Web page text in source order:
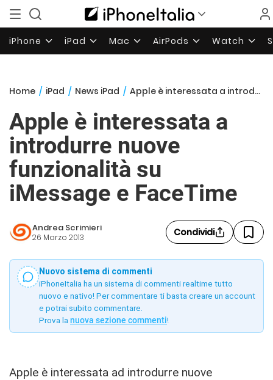
iPhone iPad Mac AirPods Watch
Home / iPad / News iPad / Apple è interessata a introdurre nuove funzionalità su iMessage e FaceTime
Apple è interessata a
introdurre nuove
funzionalità su
iMessage e FaceTime
Andrea Scrimieri
26 Marzo 2013 Condividi
Nuovo sistema di commenti
iPhoneItalia ha un sistema di commenti realtime tutto
nuovo e nativo! Per commentare ti basta creare un account
e potrai subito commentare.
Prova la nuova sezione commenti!
Apple è interessata ad introdurre nuove